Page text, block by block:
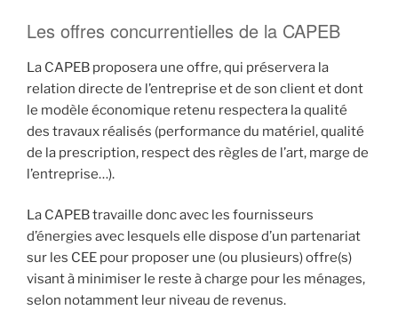
Les offres concurrentielles de la CAPEB
La CAPEB proposera une offre, qui préservera la
relation directe de l’entreprise et de son client et dont
le modèle économique retenu respectera la qualité
des travaux réalisés (performance du matériel, qualité
de la prescription, respect des règles de l’art, marge de
l’entreprise…).
La CAPEB travaille donc avec les fournisseurs
d’énergies avec lesquels elle dispose d’un partenariat
sur les CEE pour proposer une (ou plusieurs) offre(s)
visant à minimiser le reste à charge pour les ménages,
selon notamment leur niveau de revenus.